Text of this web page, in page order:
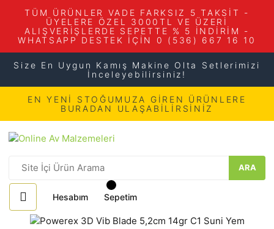
TÜM ÜRÜNLER VADE FARKSIZ 5 TAKSİT -
ÜYELERE ÖZEL 3000TL VE ÜZERİ
ALIŞVERİŞLERDE SEPETTE % 5 İNDİRİM -
WHATSAPP DESTEK İÇİN 0 (536) 667 16 10
Size En Uygun Kamış Makine Olta Setlerimizi
İnceleyebilirsiniz!
EN YENİ STOĞUMUZA GİREN ÜRÜNLERE
BURADAN ULAŞABİLİRSİNİZ
ARA
Hesabım Sepetim